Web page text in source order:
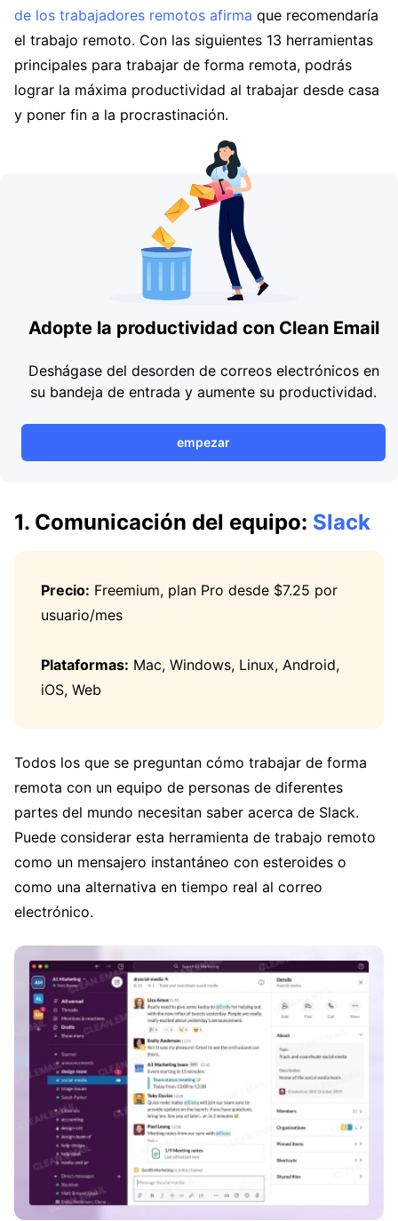
de los trabajadores remotos afirma que recomendaría
el trabajo remoto. Con las siguientes 13 herramientas
principales para trabajar de forma remota, podrás
lograr la máxima productividad al trabajar desde casa
y poner fin a la procrastinación.
Adopte la productividad con Clean Email
Deshágase del desorden de correos electrónicos en
su bandeja de entrada y aumente su productividad.
empezar
1. Comunicación del equipo: Slack
Precio: Freemium, plan Pro desde $7.25 por
usuario/mes
Plataformas: Mac, Windows, Linux, Android,
iOS, Web
Todos los que se preguntan cómo trabajar de forma
remota con un equipo de personas de diferentes
partes del mundo necesitan saber acerca de Slack.
Puede considerar esta herramienta de trabajo remoto
como un mensajero instantáneo con esteroides o
como una alternativa en tiempo real al correo
electrónico.